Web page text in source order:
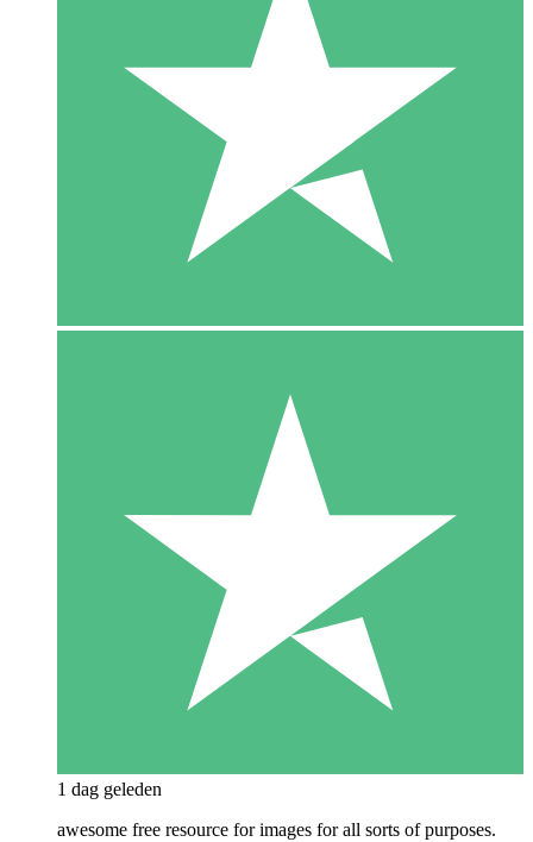
1 dag geleden
awesome free resource for images for all sorts of purposes.